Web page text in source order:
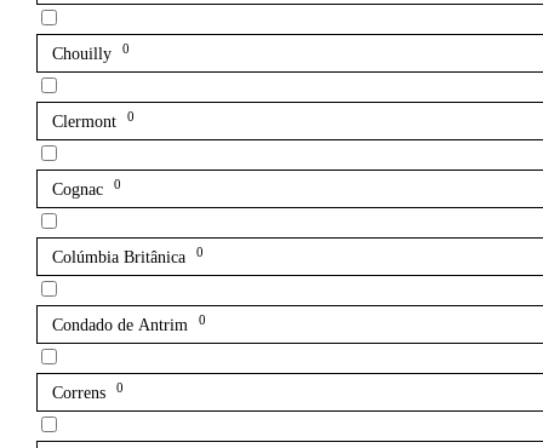
Chouilly 0
Clermont 0
Cognac 0
Colúmbia Britânica 0
Condado de Antrim 0
Correns 0